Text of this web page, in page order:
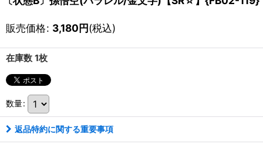
販売価格: 3,180円(税込)
在庫数 1枚
数量:
返品特約に関する重要事項